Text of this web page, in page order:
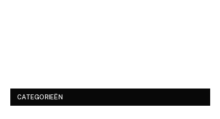
CATEGORIEËN